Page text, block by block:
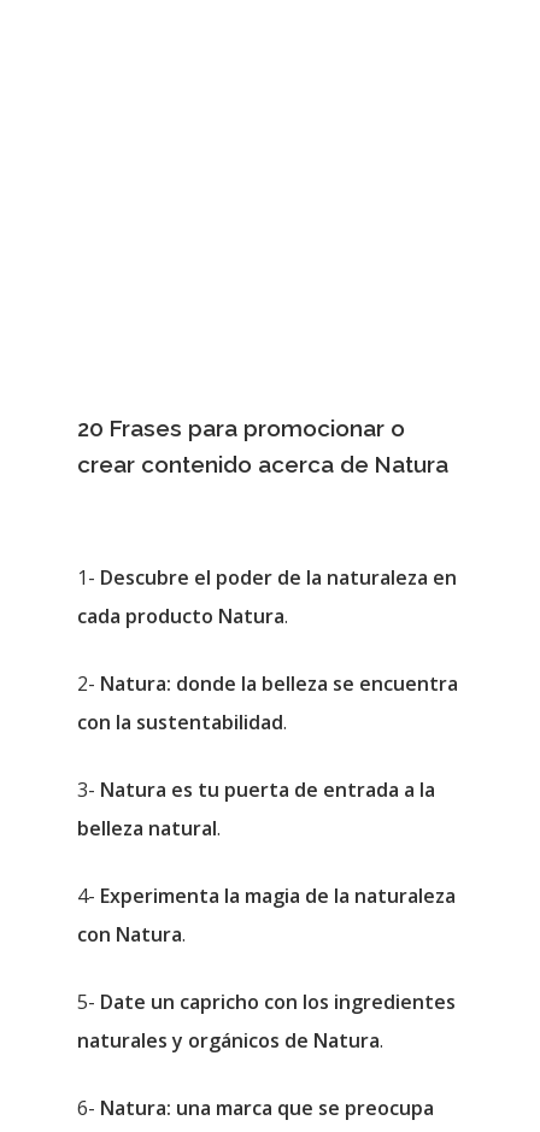
20 Frases para promocionar o
crear contenido acerca de Natura
1- Descubre el poder de la naturaleza en
cada producto Natura.
2- Natura: donde la belleza se encuentra
con la sustentabilidad.
3- Natura es tu puerta de entrada a la
belleza natural.
4- Experimenta la magia de la naturaleza
con Natura.
5- Date un capricho con los ingredientes
naturales y orgánicos de Natura.
6- Natura: una marca que se preocupa